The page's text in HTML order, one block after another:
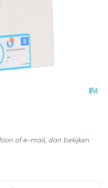
of e-mail, dan bekijken